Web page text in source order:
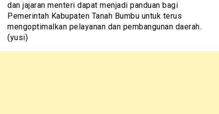
dan jajaran menteri dapat menjadi panduan bagi
Pemerintah Kabupaten Tanah Bumbu untuk terus
mengoptimalkan pelayanan dan pembangunan daerah.
(yusi)